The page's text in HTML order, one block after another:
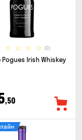
(0)
Pogues Irish Whiskey
,50